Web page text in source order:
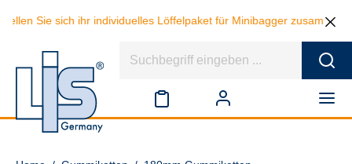
sich ihr individuelles Löffelpaket für Minibagger zusammen und